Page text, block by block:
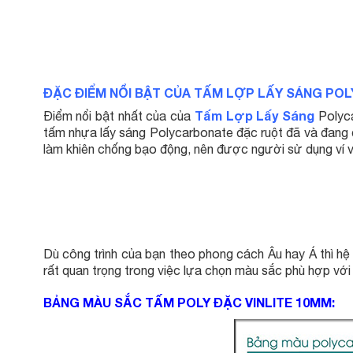
ĐẶC ĐIỂM NỔI BẬT CỦA TẤM LỢP LẤY SÁNG
Điểm nổi bật nhất của của Tấm Lợp Lấy Sáng
tấm nhựa lấy sáng Polycarbonate đặc ruột đã và
làm khiên chống bạo động, nên được người sử dụng ví
Dù công trình của bạn theo phong cách Âu hay Á thì
rất quan trọng trong việc lựa chọn màu sắc phù hợp
BẢNG MÀU SẮC TẤM POLY ĐẶC VINLITE 10MM: